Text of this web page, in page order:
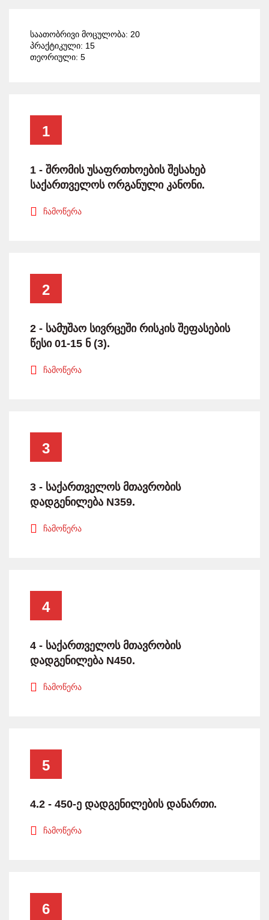
საათობრივი მოცულობა: 20
პრაქტიკული: 15
თეორიული: 5
1
1 - შრომის უსაფრთხოების შესახებ
საქართველოს ორგანული კანონი.
ჩამოწერა
2
2 - სამუშაო სივრცეში რისკის შეფასების
წესი 01-15 ნ (3).
ჩამოწერა
3
3 - საქართველოს მთავრობის
დადგენილება N359.
ჩამოწერა
4
4 - საქართველოს მთავრობის
დადგენილება N450.
ჩამოწერა
5
4.2 - 450-ე დადგენილების დანართი.
ჩამოწერა
6